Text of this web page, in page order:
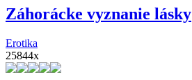
Záhorácke vyznanie lásky
Erotika
25844x